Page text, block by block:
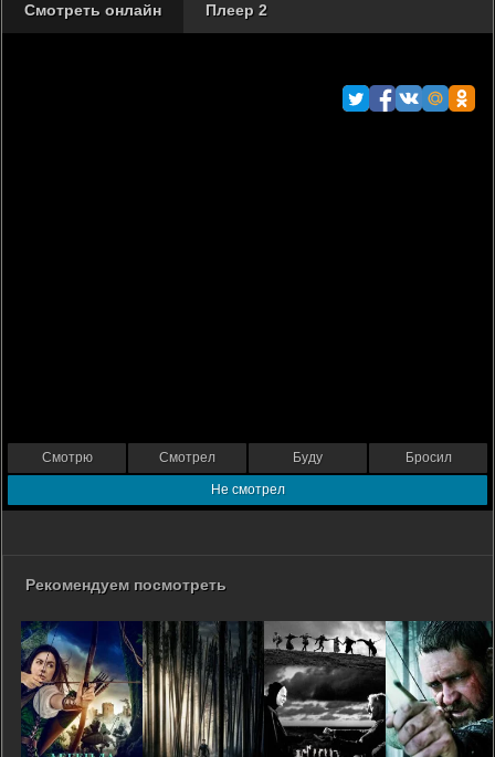
Смотреть онлайн Плеер 2
Смотрю Смотрел Буду Бросил
Не смотрел
Рекомендуем посмотреть